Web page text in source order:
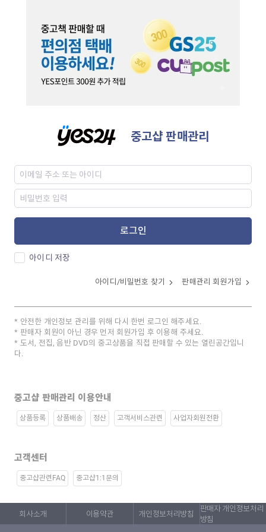
중고샵 판매관리
로그인
아이디 저장
아이디/비밀번호 찾기 판매관리 회원가입
안전한 개인정보 관리를 위해 다시 한번 로그인 해주세요.
판매자 회원이 아닌 경우 먼저 회원가입 후 이용해 주세요.
도서, 전집, 음반 DVD의 중고상품을 직접 판매할 수 있는 열린공간입니
다.
중고샵 판매관리 이용안내
상품등록 상품배송 정산 고객서비스관련 사업자회원전환
고객센터
중고샵관련FAQ 중고샵1:1문의
회사소개 이용약관 개인정보처리방침
판매자 개인정보처리
방침